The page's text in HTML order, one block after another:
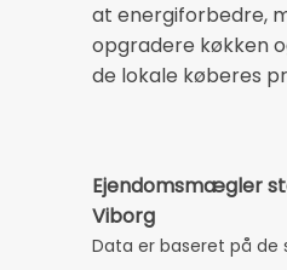
at energiforbedre,
opgradere køkken
de lokale køberes
Ejendomsmægler
Viborg
Data er baseret på de